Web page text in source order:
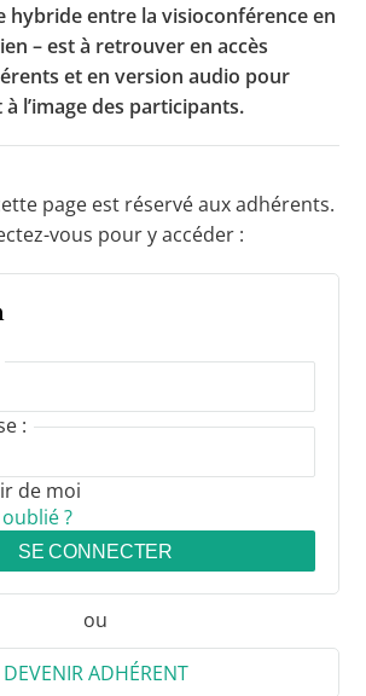
rendez-vous de l’APHG
de recrutement
Concours scolaires
tables rondes
d’ouvrages publiés
Culture
hybride entre la visioconférence en
– est à retrouver en accès
et en version audio pour
l’image des participants.
page est réservé aux adhérents.
vous pour y accéder :
:
de moi
?
SE CONNECTER
ou
DEVENIR ADHÉRENT